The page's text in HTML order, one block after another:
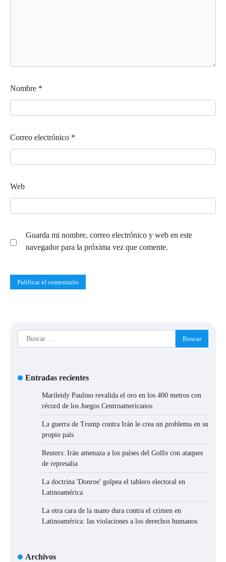
Nombre *
Correo electrónico *
Web
Guarda mi nombre, correo electrónico y web en este
navegador para la próxima vez que comente.
Buscar:
Entradas recientes
Marileidy Paulino revalida el oro en los 400 metros con
récord de los Juegos Centroamericanos
La guerra de Trump contra Irán le crea un problema en su
propio país
Reuters: Irán amenaza a los países del Golfo con ataques
de represalia
La doctrina 'Donroe' golpea el tablero electoral en
Latinoamérica
La otra cara de la mano dura contra el crimen en
Latinoamérica: las violaciones a los derechos humanos
Archivos